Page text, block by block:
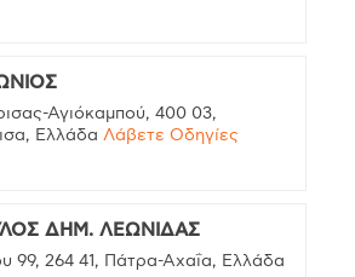
Αγιόκαμπού, 400 03,
Ελλάδα Λάβετε Οδηγίες
ΔΗΜ. ΛΕΩΝΙΔΑΣ
99, 264 41, Πάτρα-Αχαΐα, Ελλάδα